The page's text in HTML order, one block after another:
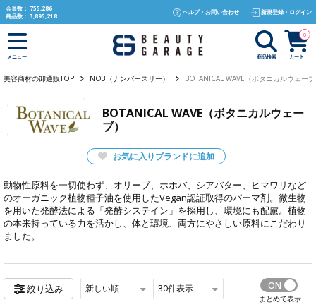
text.skipToContent
text.skipToNavigation
会員数： 755,286
商品数： 3,895,218
ヘルプ・お問い合わせ 新規登録・ログイン
メニュー 商品検索 カート
0
美容商材の卸通販TOP NO3（ナンバースリー） BOTANICAL WAVE（ボタニカルウェー
BOTANICAL WAVE（ボタニカルウェー
ブ）
お気に入りブランドに追加
動物性原料を一切使わず、オリーブ、ホホバ、シアバター、ヒマワリなど
のオーガニック植物種子油を使用したVegan認証取得のパーマ剤。微生物
を用いた発酵法による「発酵システイン」を採用し、環境にも配慮。植物
の本来持っている力を活かし、体と環境、両方にやさしい原料にこだわり
ました。
絞り込み 新しい順 30件表示
まとめて表示